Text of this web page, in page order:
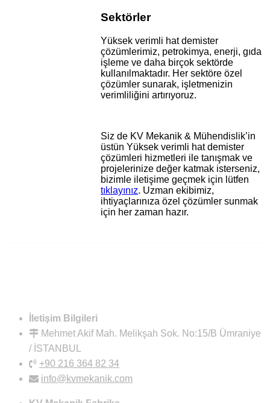
Sektörler
Yüksek verimli hat demister
çözümlerimiz, petrokimya, enerji, gıda
işleme ve daha birçok sektörde
kullanılmaktadır. Her sektöre özel
çözümler sunarak, işletmenizin
verimliliğini artırıyoruz.
Siz de KV Mekanik & Mühendislik’in
üstün Yüksek verimli hat demister
çözümleri hizmetleri ile tanışmak ve
projelerinize değer katmak isterseniz,
bizimle iletişime geçmek için lütfen
tıklayınız. Uzman ekibimiz,
ihtiyaçlarınıza özel çözümler sunmak
için her zaman hazır.
İletişim Bilgileri
Mehmet Akif Mah. Melikşah Sok. No:15/B Ümraniye
/ İSTANBUL
+90 216 364 82 34
info@kvmekanik.com